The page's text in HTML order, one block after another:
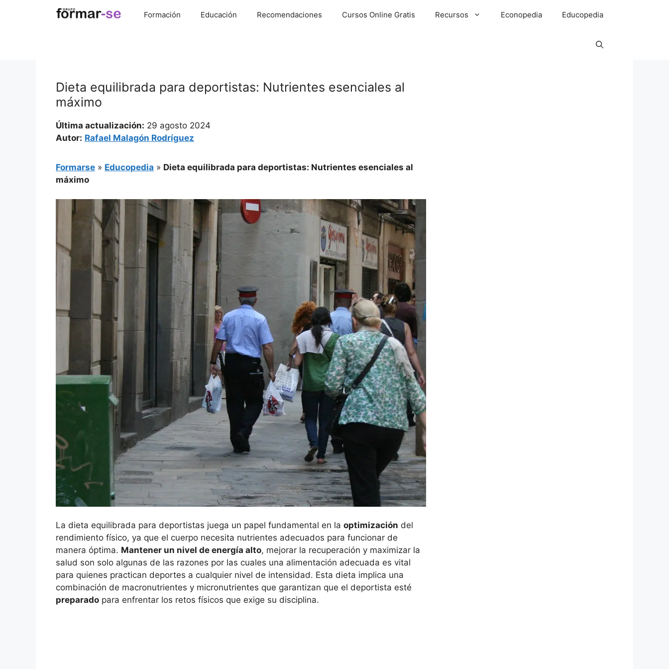
Formación Educación Recomendaciones Cursos Online Gratis Recursos Econopedia Educopedia
Dieta equilibrada para deportistas: Nutrientes esenciales al
máximo
Última actualización: 29 agosto 2024
Autor: Rafael Malagón Rodríguez
Formarse » Educopedia » Dieta equilibrada para deportistas: Nutrientes esenciales al
máximo
La dieta equilibrada para deportistas juega un papel fundamental en la optimización del
rendimiento físico, ya que el cuerpo necesita nutrientes adecuados para funcionar de
manera óptima. Mantener un nivel de energía alto, mejorar la recuperación y maximizar la
salud son solo algunas de las razones por las cuales una alimentación adecuada es vital
para quienes practican deportes a cualquier nivel de intensidad. Esta dieta implica una
combinación de macronutrientes y micronutrientes que garantizan que el deportista esté
preparado para enfrentar los retos físicos que exige su disciplina.